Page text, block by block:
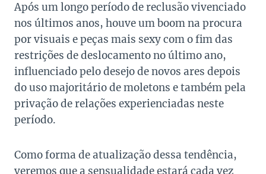
Após um longo período de reclusão vivenciado
nos últimos anos, houve um boom na procura
por visuais e peças mais sexy com o fim das
restrições de deslocamento no último ano,
influenciado pelo desejo de novos ares depois
do uso majoritário de moletons e também pela
privação de relações experienciadas neste
período.
Como forma de atualização dessa tendência,
veremos que a sensualidade estará cada vez